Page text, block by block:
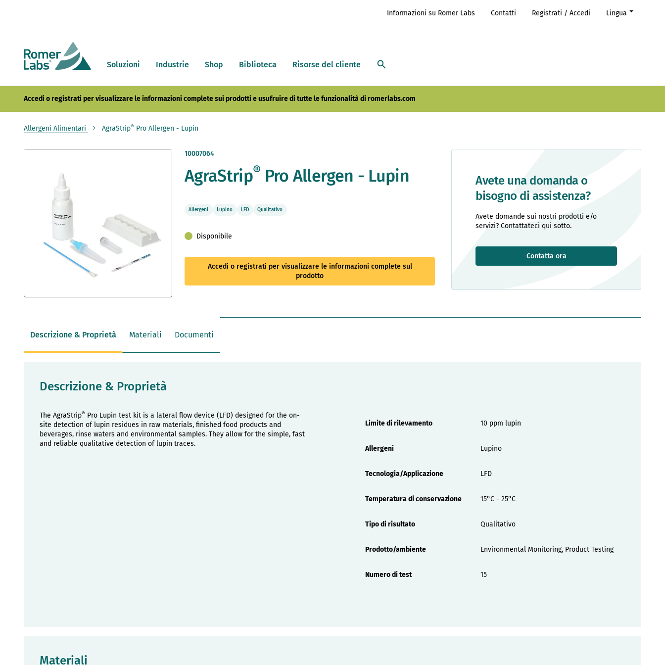
Soluzioni Industrie Shop Biblioteca Risorse del cliente
Informazioni su Romer Labs Contatti Registrati / Accedi Lingua
Accedi o registrati per visualizzare le informazioni complete sui prodotti e usufruire di tutte le funzionalità di romerlabs.com
Allergeni Alimentari AgraStrip® Pro Allergen - Lupin
Vai
10007064
AgraStrip® Pro Allergen - Lupin
Allergeni Lupino LFD Qualitativo
Disponibile
Accedi o registrati per visualizzare le informazioni complete sul
prodotto
Avete una domanda o
bisogno di assistenza?
Avete domande sui nostri prodotti e/o
servizi? Contattateci qui sotto.
Contatta ora
Descrizione & Proprietà Materiali Documenti
Descrizione & Proprietà
The AgraStrip® Pro Lupin test kit is a lateral flow device (LFD) designed for the on-
site detection of lupin residues in raw materials, finished food products and
beverages, rinse waters and environmental samples. They allow for the simple, fast
and reliable qualitative detection of lupin traces.
Limite di rilevamento
10 ppm lupin
Allergeni Lupino
Tecnologia/Applicazione LFD
Temperatura di conservazione 15°C - 25°C
Tipo di risultato Qualitativo
Prodotto/ambiente Environmental Monitoring, Product Testing
Numero di test 15
Materiali